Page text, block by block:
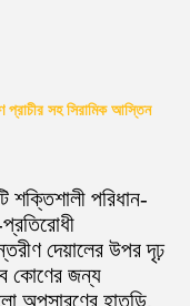
সহ সিরামিক আস্তিন
শক্তিশালী পরিধান-
দেয়ালের উপর দৃঢ়
কোণের জন্য
অপসারণের হাতুড়ি,